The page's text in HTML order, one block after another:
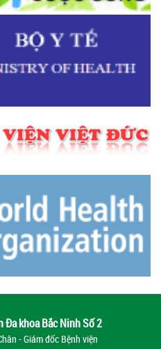
khoa Bắc Ninh Số 2
- Giám đốc Bệnh viện